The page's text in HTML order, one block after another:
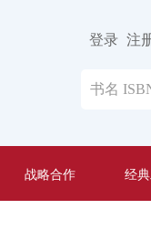
登录 注
战略合作 经